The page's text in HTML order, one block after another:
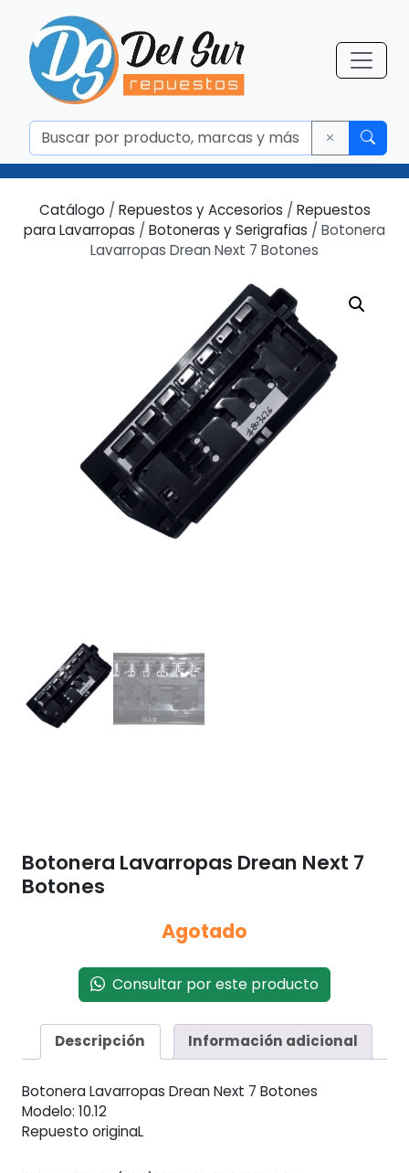
Catálogo / Repuestos y Accesorios / Repuestos
para Lavarropas / Botoneras y Serigrafias / Botonera
Lavarropas Drean Next 7 Botones
Botonera Lavarropas Drean Next 7
Botones
Agotado
Consultar por este producto
Descripción Información adicional
Botonera Lavarropas Drean Next 7 Botones
Modelo: 10.12
Repuesto originaL